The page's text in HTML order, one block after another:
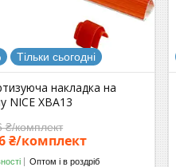
Тільки сьогодні
накладка на
NICE XBA13
₴/комплект
₴/комплект
Оптом і в роздріб